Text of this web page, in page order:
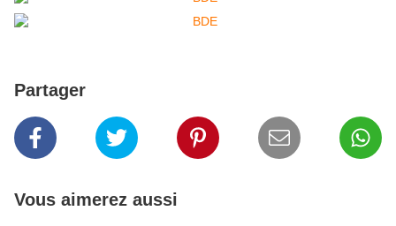
Partager
Vous aimerez aussi